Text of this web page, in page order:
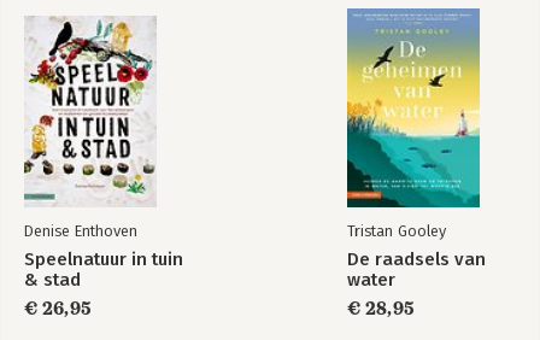
Denise Enthoven
Speelnatuur in tuin
& stad
€ 26,95
Tristan Gooley
De raadsels van
water
€ 28,95